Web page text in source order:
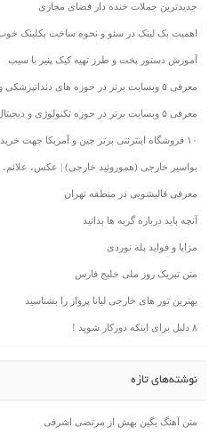
جدیدترین جملات خنده دار فضای مجازی
اهمیت بک لینک در سئو و نحوه ساخت بکلینک
آموزش دستور پخت و طرز تهیه کیک پنیر با سیب
معرفی ۵ وبسایت برتر در حوزه های دندانپزشکی و پزشکی و سبک زندگی
معرفی ۵ وبسایت برتر در حوزه تکنولوژی و دیجیتال مارکتینگ
۱۰ فروشگاه اینترنتی برتر چین و آمریکا جهت خرید از سایت های خارجی برای ایرانیان
بواسیر خارجی (هموروئید خارجی) | عکس،
معرفی قالیشویی در منطقه تهران
آنچه باید درباره گربه ها بدانید
مزایا و فواید پله نوردی
متن تبریک روز ملی خلیج فارس
بهترین تور های خارجی لیانا پرواز را بشناسید
۸ دلیل برای اینکه دورکار شوید !
نوشته‌های تازه
متن آهنگ بگین بهش از مرتضی اشرفی